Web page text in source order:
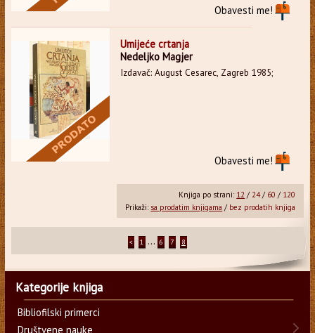
Obavesti me!
Umijeće crtanja
Nedeljko Magjer
Izdavač: August Cesarec, Zagreb 1985;
Obavesti me!
Knjiga po strani: 12 /24/ 60 / 120
Prikaži: sa prodatim knjigama / bez prodatih knjiga
< 1 ... 6 7 8
Kategorije knjiga
Bibliofilski primerci
Društvene nauke